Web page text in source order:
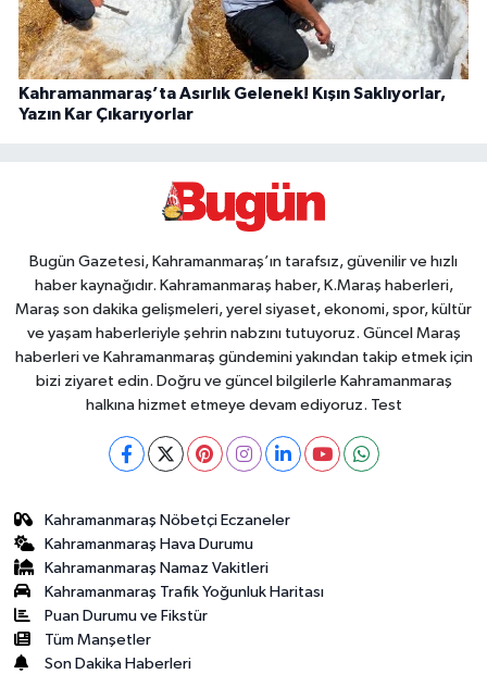
Kahramanmaraş’ta Asırlık Gelenek! Kışın Saklıyorlar,
Yazın Kar Çıkarıyorlar
Bugün Gazetesi, Kahramanmaraş’ın tarafsız, güvenilir ve hızlı
haber kaynağıdır. Kahramanmaraş haber, K.Maraş haberleri,
Maraş son dakika gelişmeleri, yerel siyaset, ekonomi, spor, kültür
ve yaşam haberleriyle şehrin nabzını tutuyoruz. Güncel Maraş
haberleri ve Kahramanmaraş gündemini yakından takip etmek için
bizi ziyaret edin. Doğru ve güncel bilgilerle Kahramanmaraş
halkına hizmet etmeye devam ediyoruz. Test
Kahramanmaraş Nöbetçi Eczaneler
Kahramanmaraş Hava Durumu
Kahramanmaraş Namaz Vakitleri
Kahramanmaraş Trafik Yoğunluk Haritası
Puan Durumu ve Fikstür
Tüm Manşetler
Son Dakika Haberleri